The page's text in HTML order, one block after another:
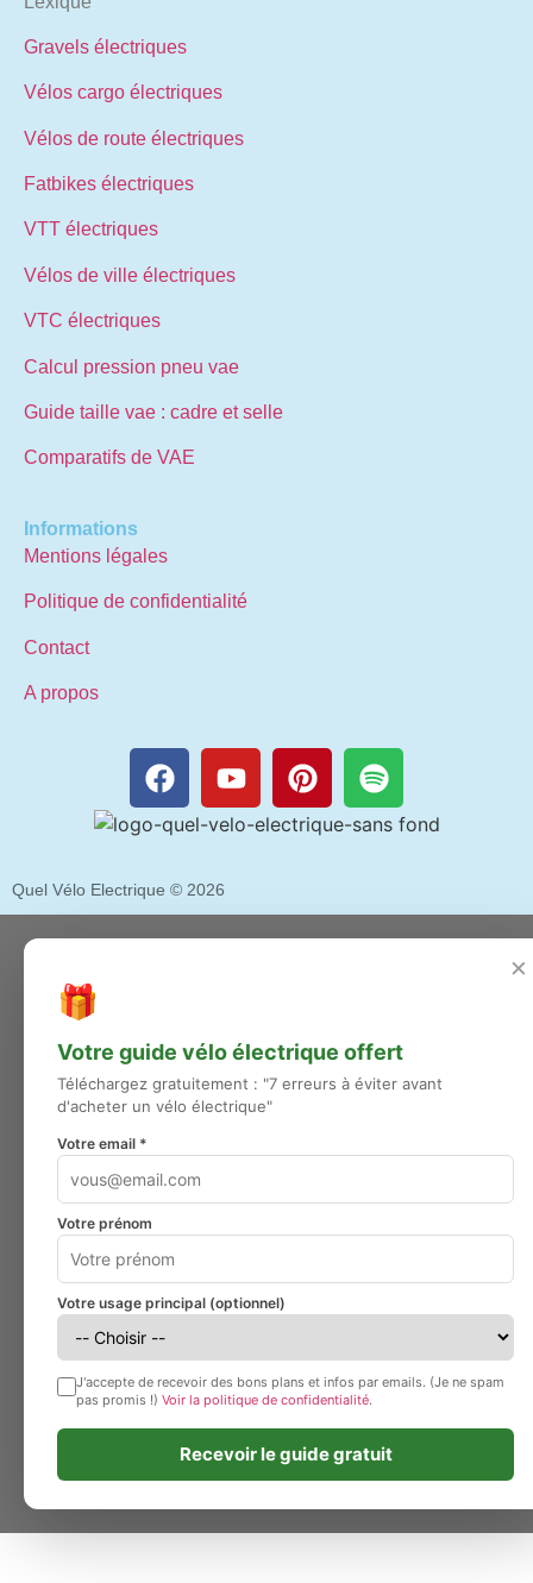
Gravels électriques
Vélos cargo électriques
Vélos de route électriques
Fatbikes électriques
VTT électriques
Vélos de ville électriques
VTC électriques
Calcul pression pneu vae
Guide taille vae : cadre et selle
Comparatifs de VAE
Informations
Mentions légales
Politique de confidentialité
Contact
A propos
Quel Vélo Electrique © 2026
×
🎁
Votre guide vélo électrique offert
Téléchargez gratuitement : "7 erreurs à éviter avant
d'acheter un vélo électrique"
Votre email *
Votre prénom
Votre usage principal (optionnel)
J'accepte de recevoir des bons plans et infos par emails. (Je ne spam
pas promis !) Voir la politique de confidentialité.
Recevoir le guide gratuit